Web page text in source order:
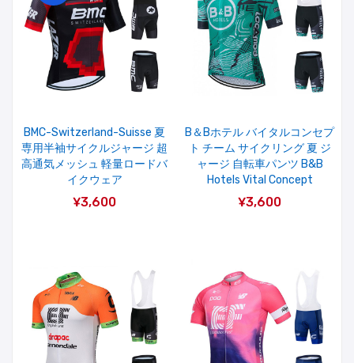
BMC-Switzerland-Suisse 夏
専用半袖サイクルジャージ 超
高通気メッシュ 軽量ロードバ
イクウェア
¥3,600
B＆Bホテル バイタルコンセプ
ト チーム サイクリング 夏 ジ
ャージ 自転車パンツ B&B
Hotels Vital Concept
¥3,600